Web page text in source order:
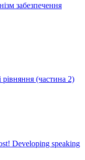
забезпечення
(частина 2)
Developing speaking